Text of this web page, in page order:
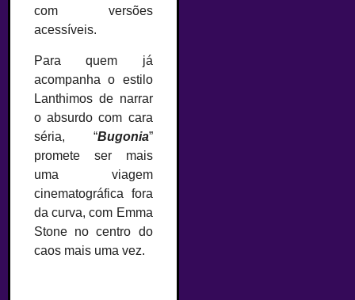
com versões
acessíveis.
Para quem já
acompanha o estilo
Lanthimos de narrar
o absurdo com cara
séria, “Bugonia”
promete ser mais
uma viagem
cinematográfica fora
da curva, com Emma
Stone no centro do
caos mais uma vez.